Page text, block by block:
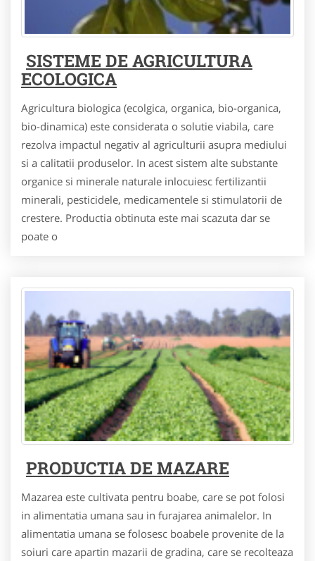
SISTEME DE AGRICULTURA
ECOLOGICA
Agricultura biologica (ecolgica, organica, bio-organica,
bio-dinamica) este considerata o solutie viabila, care
rezolva impactul negativ al agriculturii asupra mediului
si a calitatii produselor. In acest sistem alte substante
organice si minerale naturale inlocuiesc fertilizantii
minerali, pesticidele, medicamentele si stimulatorii de
crestere. Productia obtinuta este mai scazuta dar se
poate o
PRODUCTIA DE MAZARE
Mazarea este cultivata pentru boabe, care se pot folosi
in alimentatia umana sau in furajarea animalelor. In
alimentatia umana se folosesc boabele provenite de la
soiuri care apartin mazarii de gradina, care se recolteaza